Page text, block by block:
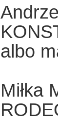
albo
Miłka